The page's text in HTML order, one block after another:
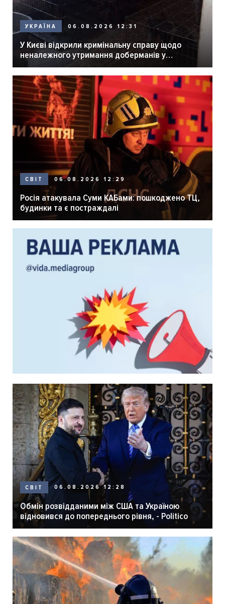
УКРАЇНА 06.08.2026 12:31
У Києві відкрили кримінальну справу щодо
неналежного утримання доберманів у
розпліднику
СВІТ 06.08.2026 12:29
Росія атакувала Суми КАБами: пошкоджено ТЦ,
будинки та є постраждалі
СВІТ 06.08.2026 12:28
Обмін розвідданими між США та Україною
відновився до попереднього рівня, - Politico